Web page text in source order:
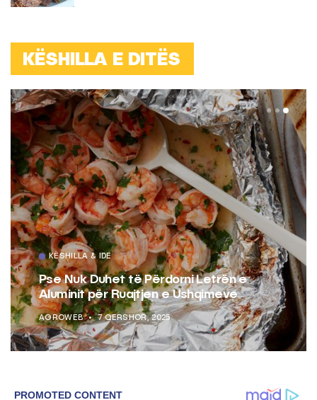
KËSHILLA E DITËS
KËSHILLA & IDE
Pse Nuk Duhet të Përdorni Letrën e
Aluminit për Ruajtjen e Ushqimeve
AGROWEB 7 QERSHOR, 2025